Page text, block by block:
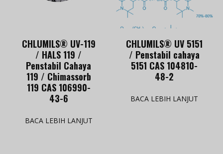
CHLUMILS® UV-119
/ HALS 119 /
Penstabil Cahaya
119 / Chimassorb
119 CAS 106990-
43-6
BACA LEBIH LANJUT
CHLUMILS® UV 5151
/ Penstabil cahaya
5151 CAS 104810-
48-2
BACA LEBIH LANJUT